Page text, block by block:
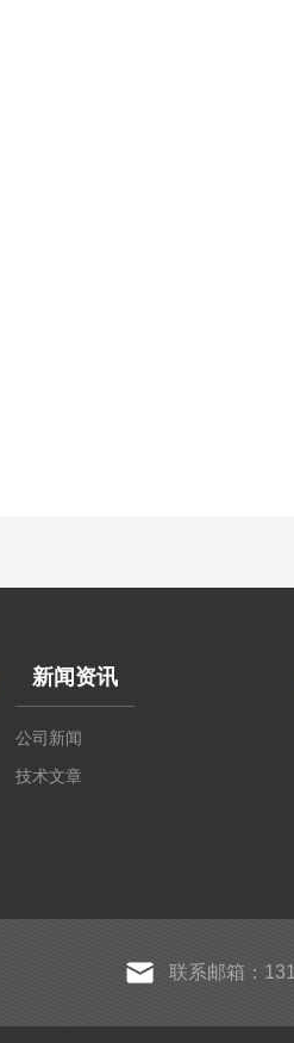
新闻资讯
公司新闻
技术文章
联系邮箱：